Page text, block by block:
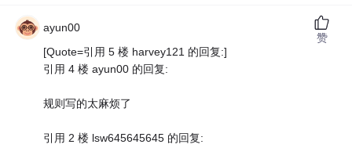
ayun00
[Quote=引用 5 楼 harvey121 的回复:]
引用 4 楼 ayun00 的回复:
规则写的太麻烦了
引用 2 楼 lsw645645645 的回复:
赞